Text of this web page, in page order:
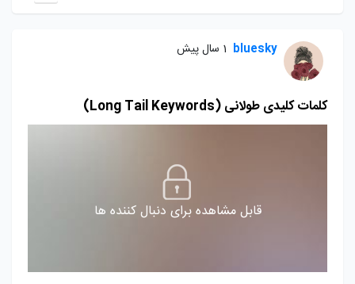
bluesky 1 سال پیش
کلمات کلیدی طولانی (Long Tail Keywords)
قابل مشاهده برای دنبال کننده ها